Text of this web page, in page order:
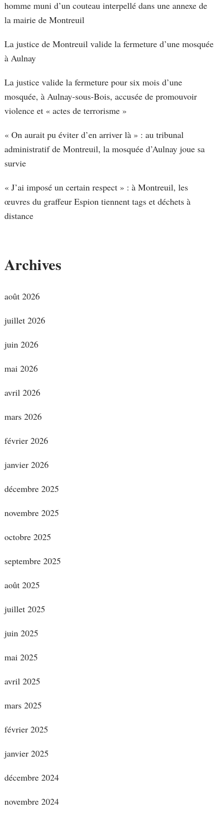
homme muni d’un couteau interpellé dans une annexe de
la mairie de Montreuil
La justice de Montreuil valide la fermeture d’une mosquée
à Aulnay
La justice valide la fermeture pour six mois d’une
mosquée, à Aulnay-sous-Bois, accusée de promouvoir
violence et « actes de terrorisme »
« On aurait pu éviter d’en arriver là » : au tribunal
administratif de Montreuil, la mosquée d’Aulnay joue sa
survie
« J’ai imposé un certain respect » : à Montreuil, les
œuvres du graffeur Espion tiennent tags et déchets à
distance
Archives
août 2026
juillet 2026
juin 2026
mai 2026
avril 2026
mars 2026
février 2026
janvier 2026
décembre 2025
novembre 2025
octobre 2025
septembre 2025
août 2025
juillet 2025
juin 2025
mai 2025
avril 2025
mars 2025
février 2025
janvier 2025
décembre 2024
novembre 2024